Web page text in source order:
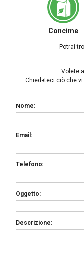
Concime
Potrai
Volete
Chiedeteci ciò che
Nome:
Email:
Telefono:
Oggetto:
Descrizione: